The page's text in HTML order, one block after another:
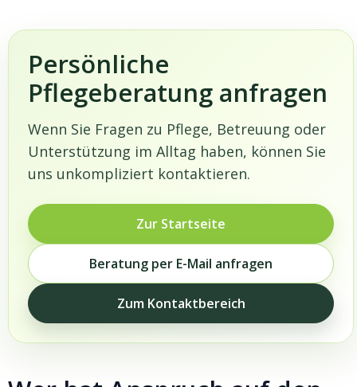
Persönliche
Pflegeberatung anfragen
Wenn Sie Fragen zu Pflege, Betreuung oder
Unterstützung im Alltag haben, können Sie
uns unkompliziert kontaktieren.
Zur Startseite
Beratung per E-Mail anfragen
Zum Kontaktbereich